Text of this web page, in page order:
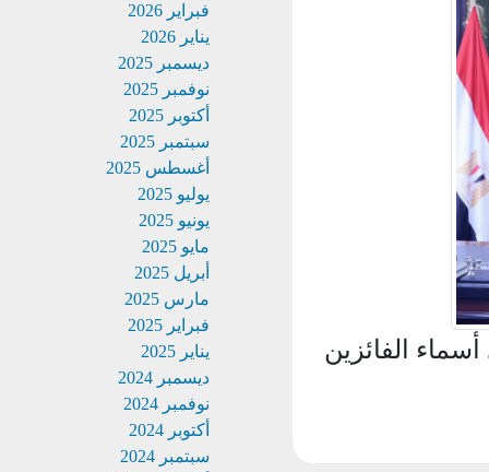
الفائزين
فبراير 2026
يناير 2026
ديسمبر 2025
نوفمبر 2025
أكتوبر 2025
سبتمبر 2025
أغسطس 2025
يوليو 2025
يونيو 2025
مايو 2025
أبريل 2025
مارس 2025
فبراير 2025
يناير 2025
ديسمبر 2024
نوفمبر 2024
أكتوبر 2024
سبتمبر 2024